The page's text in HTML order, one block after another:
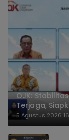
OJK:
Terjaga,
2027
5 Agustus 2026